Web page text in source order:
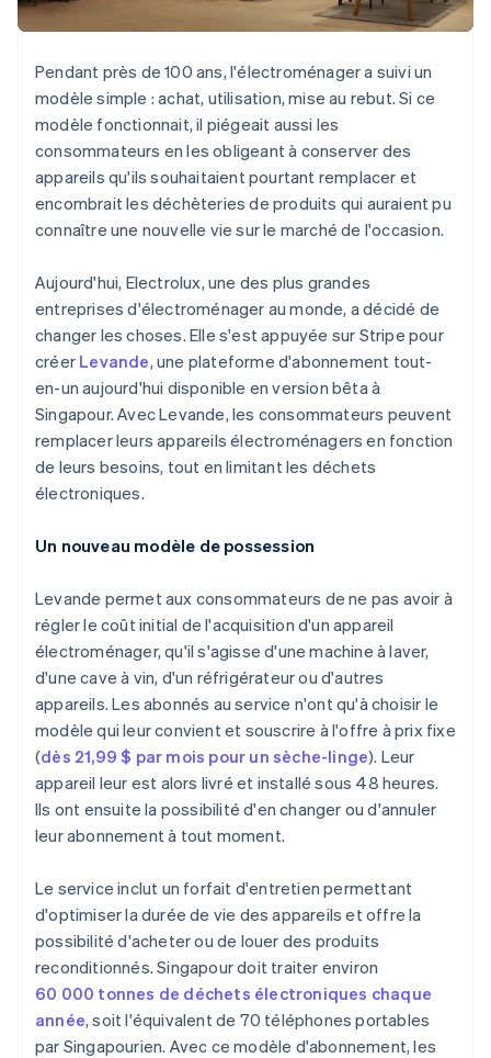
Découvrez les prochaines évolutions
Prévention de la fraude
Atlas
Constitution de start-up
Climate
Élimination du carbone
Identity
Vérification de l'identité
Stripe Sessions 2026
Découvrez comment Stripe construit l’infrastructure
Regarder la vidéo
Écosystème
Partenaires
Stripe App Marketplace
Pendant près de 100 ans, l'électroménager a suivi un
modèle simple : achat, utilisation, mise au rebut. Si ce
modèle fonctionnait, il piégeait aussi les
consommateurs en les obligeant à conserver des
appareils qu'ils souhaitaient pourtant remplacer et
encombrait les déchèteries de produits qui auraient pu
connaître une nouvelle vie sur le marché de l'occasion.
Aujourd'hui, Electrolux, une des plus grandes
entreprises d'électroménager au monde, a décidé de
changer les choses. Elle s'est appuyée sur Stripe pour
créer Levande, une plateforme d'abonnement tout-
en-un aujourd'hui disponible en version bêta à
Singapour. Avec Levande, les consommateurs peuvent
remplacer leurs appareils électroménagers en fonction
de leurs besoins, tout en limitant les déchets
électroniques.
Un nouveau modèle de possession
Levande permet aux consommateurs de ne pas avoir à
régler le coût initial de l'acquisition d'un appareil
électroménager, qu'il s'agisse d'une machine à laver,
d'une cave à vin, d'un réfrigérateur ou d'autres
appareils. Les abonnés au service n'ont qu'à choisir le
modèle qui leur convient et souscrire à l'offre à prix fixe
(dès 21,99 $ par mois pour un sèche-linge). Leur
appareil leur est alors livré et installé sous 48 heures.
Ils ont ensuite la possibilité d'en changer ou d'annuler
leur abonnement à tout moment.
Le service inclut un forfait d'entretien permettant
d'optimiser la durée de vie des appareils et offre la
possibilité d'acheter ou de louer des produits
reconditionnés. Singapour doit traiter environ
60 000 tonnes de déchets électroniques chaque
année, soit l'équivalent de 70 téléphones portables
par Singapourien. Avec ce modèle d'abonnement, les